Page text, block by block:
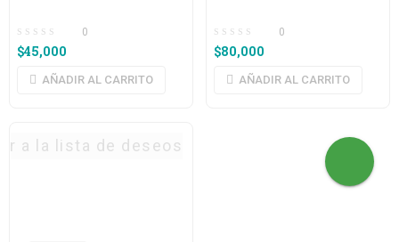
0
$45,000
AÑADIR AL CARRITO
0
$80,000
AÑADIR AL CARRITO
a la lista de deseos